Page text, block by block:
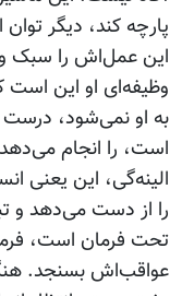
پارچه کند، دیگر توان
این عمل‌اش را سبک
وظیفه‌ای او این است
به او نمی‌شود،
است، را انجام
الینه‌گی، این یعنی
را از دست می‌دهد و
تحت فرمان است،
عواقب‌اش بسنجد.